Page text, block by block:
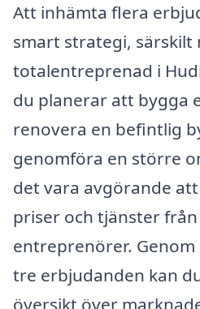
Att inhämta flera
smart strategi,
totalentreprenad i
du planerar att bygga
renovera en befintlig
genomföra en större
det vara avgörande
priser och tjänster
entreprenörer.
tre erbjudanden kan
översikt över